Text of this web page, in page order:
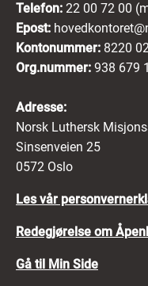
Telefon: 22 00 72 00
Epost:
Kontonummer: 8220
Org.nummer: 938 679
Adresse:
Norsk Luthersk
Sinsenveien 25
0572 Oslo
Les vår
Redegjørelse om
Gå til Min Side